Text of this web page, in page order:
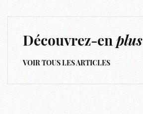
Découvrez-enplus
VOIR TOUS LES ARTICLES